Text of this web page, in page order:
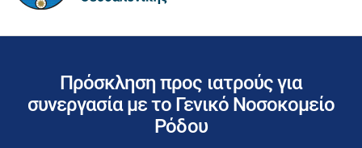
m
Πρόσκληση προς ιατρούς για
συνεργασία με το Γενικό Νοσοκομείο
Ρόδου